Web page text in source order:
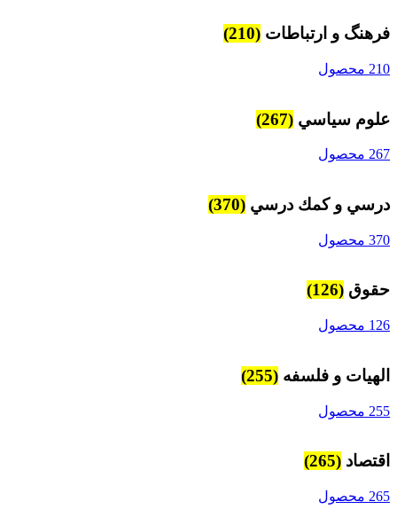
فرهنگ و ارتباطات (210)
210 محصول
علوم سياسي (267)
267 محصول
درسي و كمك درسي (370)
370 محصول
حقوق (126)
126 محصول
الهیات و فلسفه (255)
255 محصول
اقتصاد (265)
265 محصول